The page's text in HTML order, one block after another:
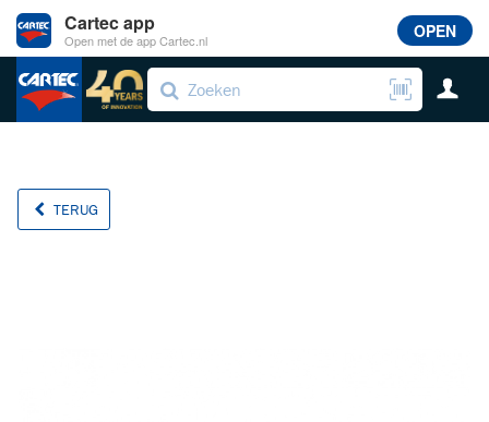
TERUG
Cartec app
Open met de app Cartec.nl OPEN